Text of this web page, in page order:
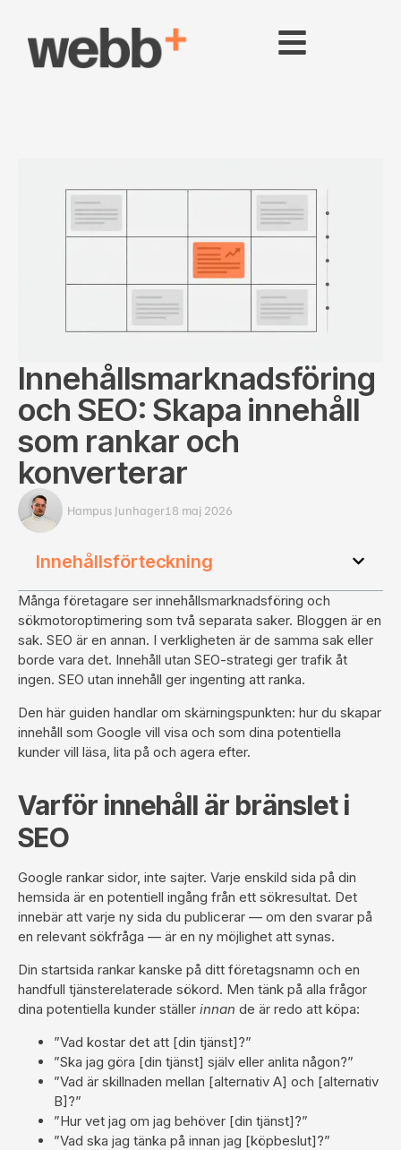
Innehållsmarknadsföring
och SEO: Skapa innehåll
som rankar och
konverterar
Hampus Junhager18 maj 2026
Innehållsförteckning
Många företagare ser innehållsmarknadsföring och
sökmotoroptimering som två separata saker. Bloggen är en
sak. SEO är en annan. I verkligheten är de samma sak eller
borde vara det. Innehåll utan SEO-strategi ger trafik åt
ingen. SEO utan innehåll ger ingenting att ranka.
Den här guiden handlar om skärningspunkten: hur du skapar
innehåll som Google vill visa och som dina potentiella
kunder vill läsa, lita på och agera efter.
Varför innehåll är bränslet i
SEO
Google rankar sidor, inte sajter. Varje enskild sida på din
hemsida är en potentiell ingång från ett sökresultat. Det
innebär att varje ny sida du publicerar — om den svarar på
en relevant sökfråga — är en ny möjlighet att synas.
Din startsida rankar kanske på ditt företagsnamn och en
handfull tjänsterelaterade sökord. Men tänk på alla frågor
dina potentiella kunder ställer innan de är redo att köpa:
”Vad kostar det att [din tjänst]?”
”Ska jag göra [din tjänst] själv eller anlita någon?”
”Vad är skillnaden mellan [alternativ A] och [alternativ
B]?”
”Hur vet jag om jag behöver [din tjänst]?”
”Vad ska jag tänka på innan jag [köpbeslut]?”